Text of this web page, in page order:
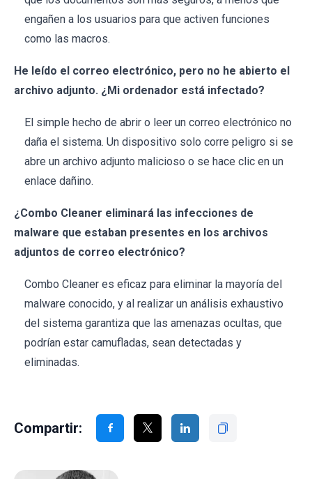
engañen a los usuarios para que activen funciones
como las macros.
He leído el correo electrónico, pero no he abierto el
archivo adjunto. ¿Mi ordenador está infectado?
El simple hecho de abrir o leer un correo electrónico no
daña el sistema. Un dispositivo solo corre peligro si se
abre un archivo adjunto malicioso o se hace clic en un
enlace dañino.
¿Combo Cleaner eliminará las infecciones de
malware que estaban presentes en los archivos
adjuntos de correo electrónico?
Combo Cleaner es eficaz para eliminar la mayoría del
malware conocido, y al realizar un análisis exhaustivo
del sistema garantiza que las amenazas ocultas, que
podrían estar camufladas, sean detectadas y
eliminadas.
Compartir: